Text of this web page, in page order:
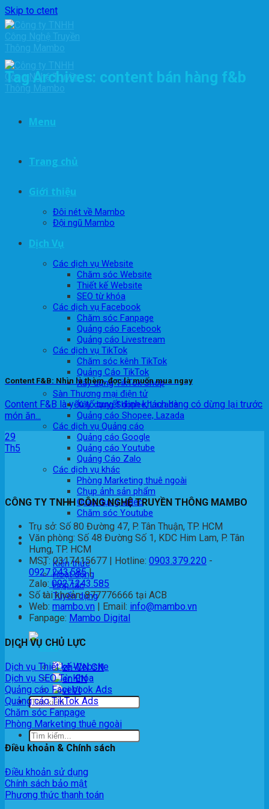
Skip to ctent
Menu
Trang chủ
Giới thiệu
Đôi nét về Mambo
Đội ngũ Mambo
Dịch Vụ
Các dịch vụ Website
Chăm sóc Website
Thiết kế Website
SEO từ khóa
Các dịch vụ Facebook
Chăm sóc Fanpage
Quảng cáo Facebook
Quảng cáo Livestream
Các dịch vụ TikTok
Chăm sóc kênh TikTok
Quảng Cáo TikTok
Xây dựng TikTok Shop
Sàn Thương mại điện tử
Xây dựng Shopee, Lazada
Quảng cáo Shopee, Lazada
Các dịch vụ Quảng cáo
Quảng cáo Google
Quảng cáo Youtube
Quảng Cáo Zalo
Các dịch vụ khác
Phòng Marketing thuê ngoài
Chụp ảnh sản phẩm
Quay dựng Video
Chăm sóc Youtube
Thông tin
Kiến thức
Hoạt động
Hợp tác
Tuyển dụng
Liên Hệ
VI
EN
VI
Tag Archives: content bán hàng f&b
Content F&B: Nhìn là thèm, đọc là muốn mua ngay
Content F&B là yếu tố quyết định khách hàng có dừng lại trước
món ăn...
29
Th5
CÔNG TY TNHH CÔNG NGHỆ TRUYỀN THÔNG MAMBO
Trụ sở: Số 80 Đường 47, P. Tân Thuận, TP. HCM
Văn phòng: Số 48 Đường Số 1, KDC Him Lam, P. Tân
Hưng, TP. HCM
MST: 0317415677 | Hotline: 0903.379.220 -
0927.243.585|
Zalo: 0927.243.585
Số tài khoản: 877776666 tại ACB
Web: mambo.vn | Email: info@mambo.vn
Fanpage: Mambo Digital
DỊCH VỤ CHỦ LỰC
Dịch vụ Thiết kế Website
Dịch vụ SEO Từ Khóa
Quảng cáo Facebook Ads
Quảng cáo TikTok Ads
Chăm sóc Fanpage
Phòng Marketing thuê ngoài
Điều khoản & Chính sách
Điều khoản sử dụng
Chính sách bảo mật
Phương thức thanh toán